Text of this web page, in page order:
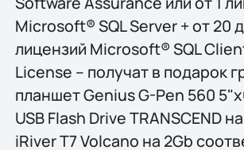
Microsoft® SQL Server + от 20
лицензий Microsoft® SQL
License – получат в подарок
планшет Genius G-Pen 560
USB Flash Drive TRANSCEND
iRiver T7 Volcano на 2Gb